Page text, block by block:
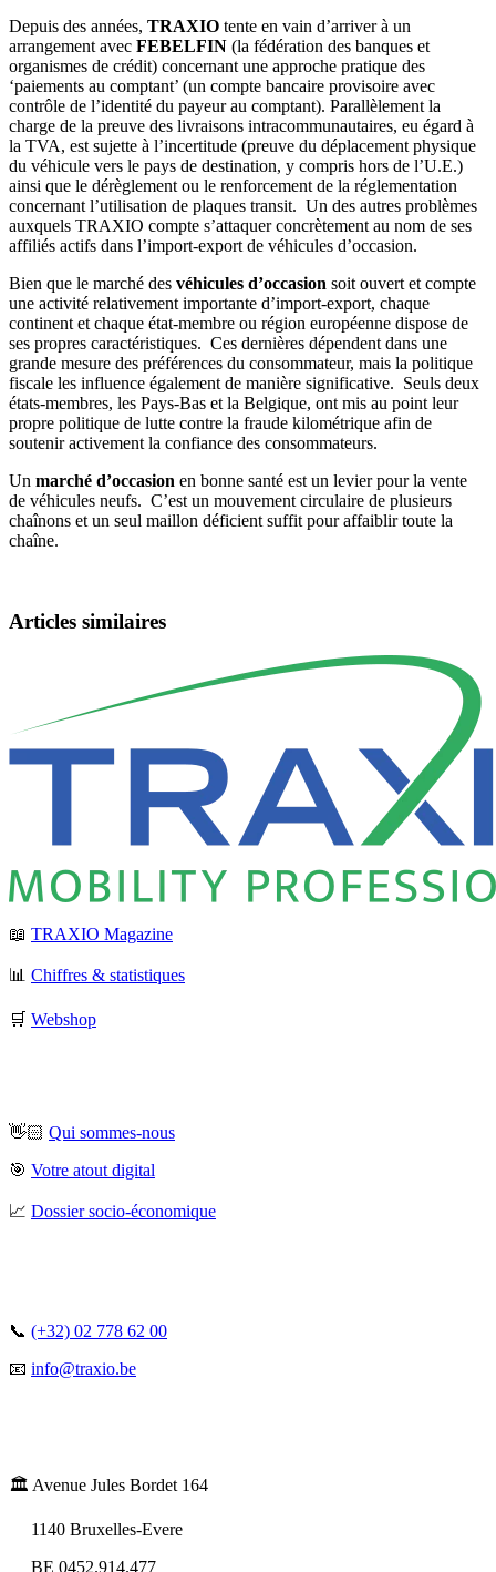
Depuis des années, TRAXIO tente en vain d’arriver à un
arrangement avec FEBELFIN (la fédération des banques et
organismes de crédit) concernant une approche pratique des
‘paiements au comptant’ (un compte bancaire provisoire avec
contrôle de l’identité du payeur au comptant). Parallèlement la
charge de la preuve des livraisons intracommunautaires, eu égard à
la TVA, est sujette à l’incertitude (preuve du déplacement physique
du véhicule vers le pays de destination, y compris hors de l’U.E.)
ainsi que le dérèglement ou le renforcement de la réglementation
concernant l’utilisation de plaques transit. Un des autres problèmes
auxquels TRAXIO compte s’attaquer concrètement au nom de ses
affiliés actifs dans l’import-export de véhicules d’occasion.
Bien que le marché des véhicules d’occasion soit ouvert et compte
une activité relativement importante d’import-export, chaque
continent et chaque état-membre ou région européenne dispose de
ses propres caractéristiques. Ces dernières dépendent dans une
grande mesure des préférences du consommateur, mais la politique
fiscale les influence également de manière significative. Seuls deux
états-membres, les Pays-Bas et la Belgique, ont mis au point leur
propre politique de lutte contre la fraude kilométrique afin de
soutenir activement la confiance des consommateurs.
Un marché d’occasion en bonne santé est un levier pour la vente
de véhicules neufs. C’est un mouvement circulaire de plusieurs
chaînons et un seul maillon déficient suffit pour affaiblir toute la
chaîne.
Articles similaires
📖 TRAXIO Magazine
📊 Chiffres & statistiques
🛒 Webshop
👋🏻 Qui sommes-nous
🎯 Votre atout digital
📈 Dossier socio-économique
📞 (+32) 02 778 62 00
📧 info@traxio.be
🏛️ Avenue Jules Bordet 164
1140 Bruxelles-Evere
BE 0452.914.477